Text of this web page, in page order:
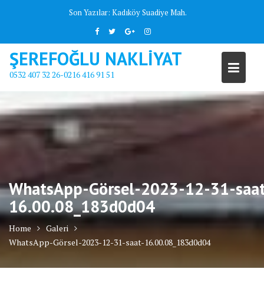
Son Yazılar: Kadıköy Suadiye Mah.
ŞEREFOĞLU NAKLİYAT
0532 407 32 26-0216 416 91 51
WhatsApp-Görsel-2023-12-31-
16.00.08_183d0d04
Home
Galeri
WhatsApp-Görsel-2023-12-31-saat-16.00.08_183d0d04